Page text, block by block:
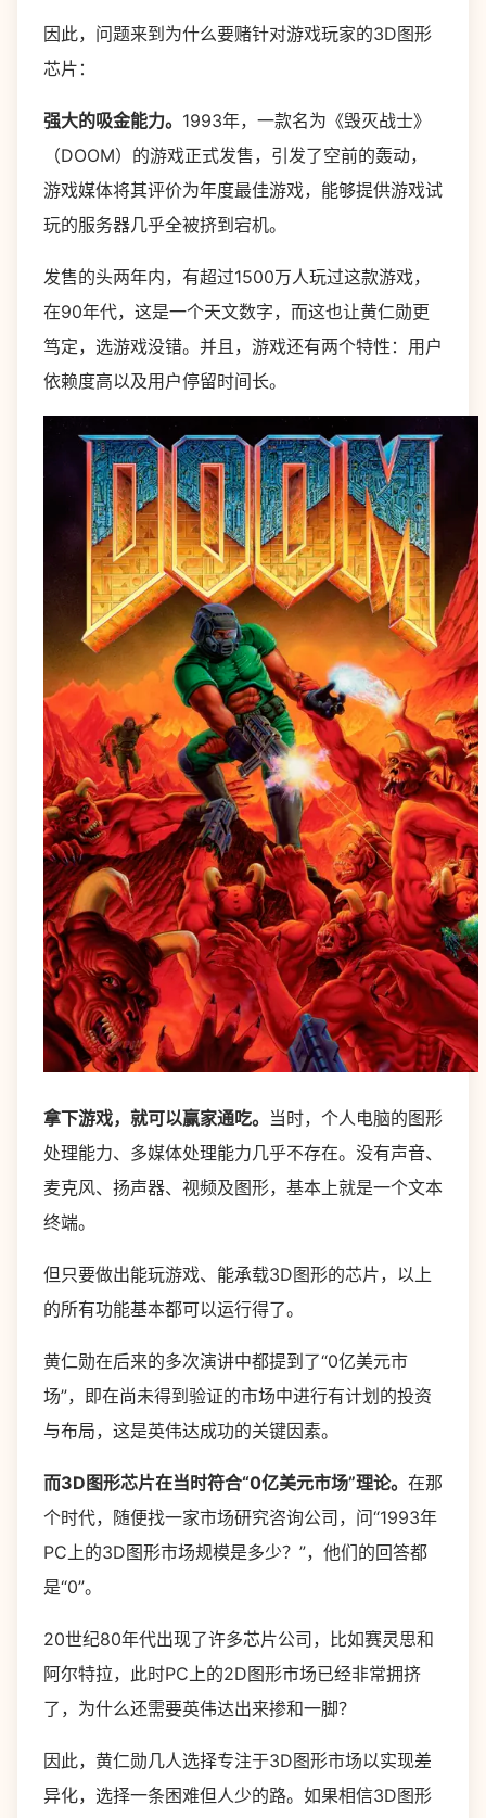
因此，问题来到为什么要赌针对游戏玩家的3D图形
芯片：
强大的吸金能力。 1993年，一款名为《毁灭战士》
（DOOM）的游戏正式发售，引发了空前的轰动，
游戏媒体将其评价为年度最佳游戏，能够提供游戏试
玩的服务器几乎全被挤到宕机。
发售的头两年内，有超过1500万人玩过这款游戏，
在90年代，这是一个天文数字，而这也让黄仁勋更
笃定，选游戏没错。并且，游戏还有两个特性：用户
依赖度高以及用户停留时间长。
拿下游戏，就可以赢家通吃。 当时，个人电脑的图形
处理能力、多媒体处理能力几乎不存在。没有声音、
麦克风、扬声器、视频及图形，基本上就是一个文本
终端。
但只要做出能玩游戏、能承载3D图形的芯片，以上
的所有功能基本都可以运行得了。
黄仁勋在后来的多次演讲中都提到了“0亿美元市
场”，即在尚未得到验证的市场中进行有计划的投资
与布局，这是英伟达成功的关键因素。
而3D图形芯片在当时符合“0亿美元市场”理论。 在那
个时代，随便找一家市场研究咨询公司，问“1993年
PC上的3D图形市场规模是多少？”，他们的回答都
是“0”。
20世纪80年代出现了许多芯片公司，比如赛灵思和
阿尔特拉，此时PC上的2D图形市场已经非常拥挤
了，为什么还需要英伟达出来掺和一脚？
因此，黄仁勋几人选择专注于3D图形市场以实现差
异化，选择一条困难但人少的路。如果相信3D图形